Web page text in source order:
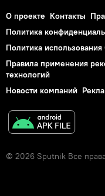
О проекте Контакты
Политика
Политика использования
Правила применения
технологий
Новости компаний
© 2026 Sputnik Все